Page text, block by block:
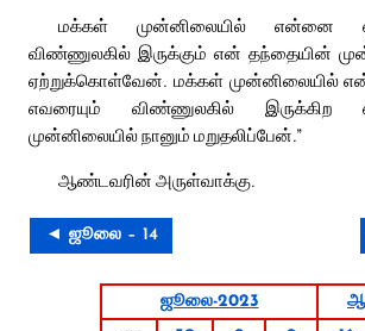
மக்கள் முன்னிலையில் என்னை
விண்ணுலகில் இருக்கும் என் தந்தையின்
ஏற்றுக்கொள்வேன். மக்கள் முன்னிலையில்
எவரையும் விண்ணுலகில்
முன்னிலையில் நானும் மறுதலிப்பேன்.”
ஆண்டவரின் அருள்வாக்கு.
◄ ஜூலை – 14
ஜூலை-2023